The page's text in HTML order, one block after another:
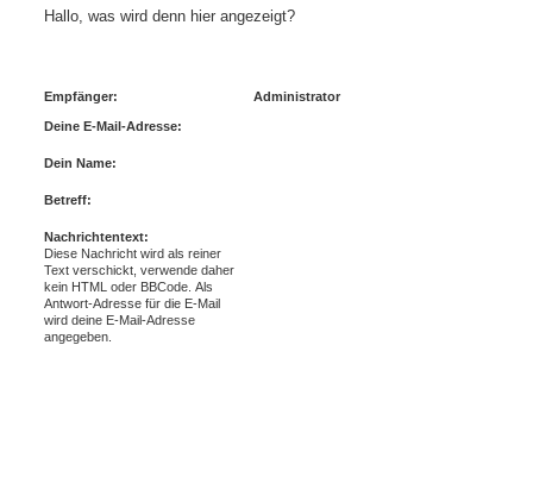
Hallo, was wird denn hier angezeigt?
Empfänger: Administrator
Deine E-Mail-Adresse:
Dein Name:
Betreff:
Nachrichtentext:
Diese Nachricht wird als reiner
Text verschickt, verwende daher
kein HTML oder BBCode. Als
Antwort-Adresse für die E-Mail
wird deine E-Mail-Adresse
angegeben.